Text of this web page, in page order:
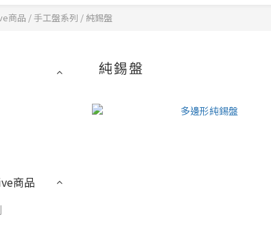
商品 /手工盤系列 / 純錫盤
商品
純錫盤